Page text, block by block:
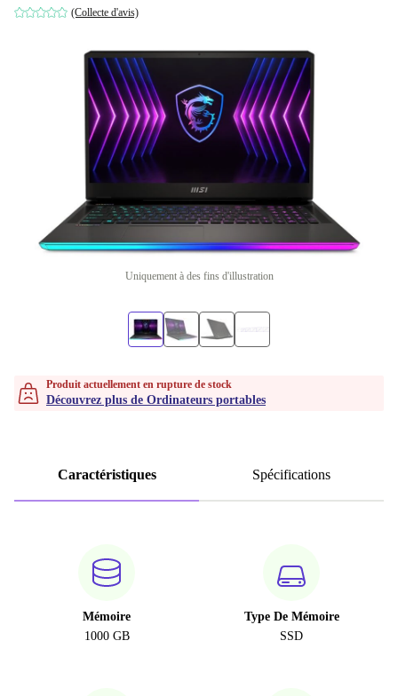
(Collecte d'avis)
Uniquement à des fins d'illustration
Produit actuellement en rupture de stock
Découvrez plus de Ordinateurs portables
Caractéristiques Spécifications
Mémoire
1000 GB
Type De Mémoire
SSD